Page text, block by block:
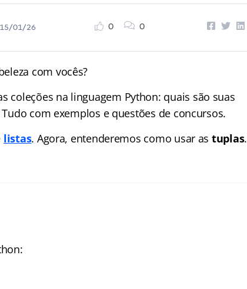
15/01/26
0 0
com vocês?
coleções na linguagem Python: quais são suas
com exemplos e questões de concursos.
listas. Agora, entenderemos como usar as tuplas.